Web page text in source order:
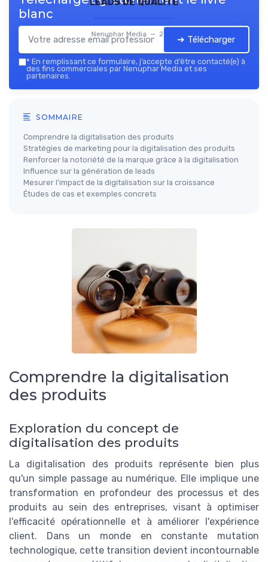
Nenuphar Media — 2026
blanc
➔ Télécharger
* En remplissant ce formulaire, j’accepte d’être contacté(e) à
des fins commerciales par Nenuphar Media et ses
partenaires.
SOMMAIRE
Comprendre la digitalisation des produits
Stratégies de marketing pour la digitalisation des produits
Renforcer la notoriété de la marque grâce à la digitalisation
Influence sur la génération de leads
Mesurer l'impact de la digitalisation sur la croissance
Études de cas et exemples concrets
Comprendre la digitalisation
des produits
Exploration du concept de
digitalisation des produits
La digitalisation des produits représente bien plus
qu'un simple passage au numérique. Elle implique une
transformation en profondeur des processus et des
produits au sein des entreprises, visant à optimiser
l'efficacité opérationnelle et à améliorer l'expérience
client. Dans un monde en constante mutation
technologique, cette transition devient incontournable